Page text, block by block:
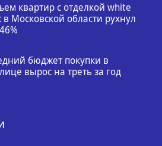
квартир с отделкой white
в Московской области рухнул
бюджет покупки в
вырос на треть за год